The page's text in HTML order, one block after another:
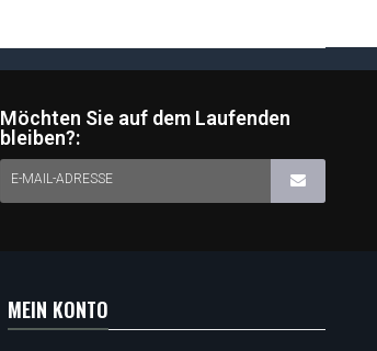
Möchten Sie auf dem Laufenden
bleiben?:
E-MAIL-ADRESSE
MEIN KONTO